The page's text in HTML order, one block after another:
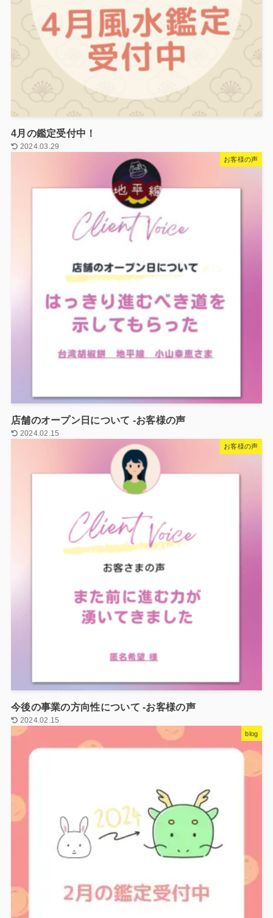
4月の鑑定受付中！
2024.03.29
お客様の声
店舗のオープン日について -お客様の声
2024.02.15
お客様の声
今後の事業の方向性について -お客様の声
2024.02.15
blog